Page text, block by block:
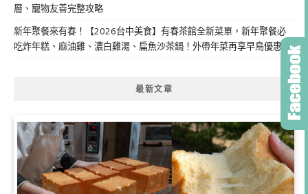
層、寵物友善完整攻略
新年聚餐來有春！【2026台中美食】有春茶館全新菜單，新年聚餐必
吃炸年糕、麻油雞、濃白雞湯、扁魚沙茶鍋！外帶年菜再享早鳥優惠
最新文章